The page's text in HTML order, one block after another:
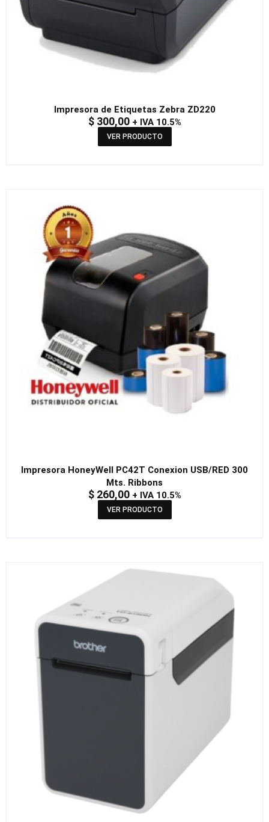
Impresora de Etiquetas Zebra ZD220
$300,00+ IVA 10.5%
VER PRODUCTO
Impresora HoneyWell PC42T Conexion USB/RED 300
Mts. Ribbons
$260,00+ IVA 10.5%
VER PRODUCTO